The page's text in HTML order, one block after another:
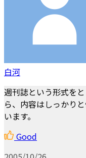
白河
週刊誌という形式を
ら、内容はしっかり
います。
Good